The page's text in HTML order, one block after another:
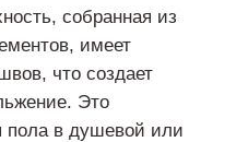
собранная из
имеет
что создает
Это
пола в душевой или